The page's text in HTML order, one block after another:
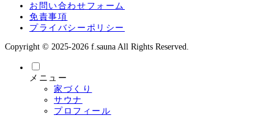
お問い合わせフォーム
免責事項
プライバシーポリシー
Copyright © 2025-2026 f.sauna All Rights Reserved.
メニュー
家づくり
サウナ
プロフィール